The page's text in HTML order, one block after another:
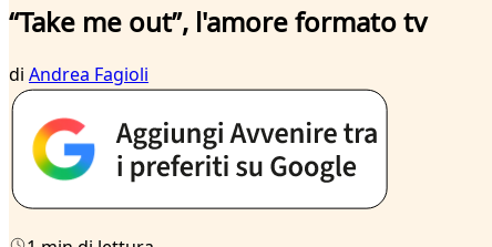
“Take me out”, l'amore formato tv
di Andrea Fagioli